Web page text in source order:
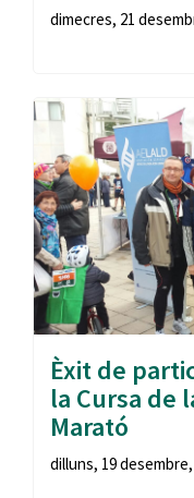
dimecres, 21
Èxit de
la Cursa de
Marató
dilluns, 19 desembre,